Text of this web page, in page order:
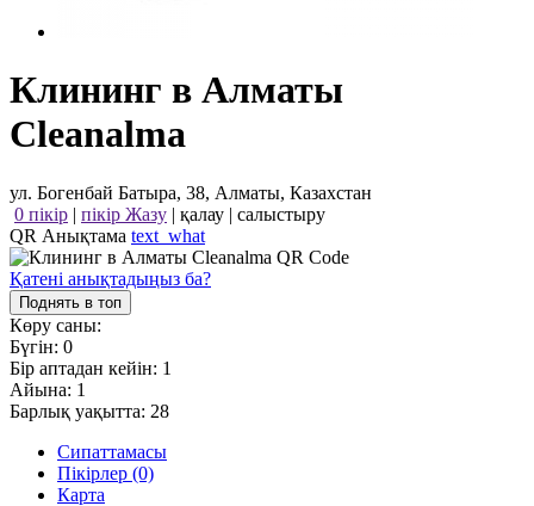
Клининг в Алматы
Cleanalma
ул. Богенбай Батыра, 38, Алматы, Казахстан
0 пікір | пікір Жазу | қалау | салыстыру
QR Анықтама text_what
Қатені анықтадыңыз ба?
Поднять в топ
Көру саны:
Бүгін: 0
Бір аптадан кейін: 1
Айына: 1
Барлық уақытта: 28
Сипаттамасы
Пікірлер (0)
Карта